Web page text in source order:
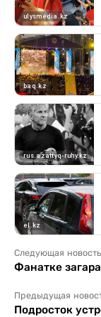
Следующая новость
Фанатке
Предыдущая
Подросток